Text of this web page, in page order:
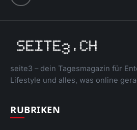
seite3 – dein Tagesmagazin für
Lifestyle und alles, was online
RUBRIKEN